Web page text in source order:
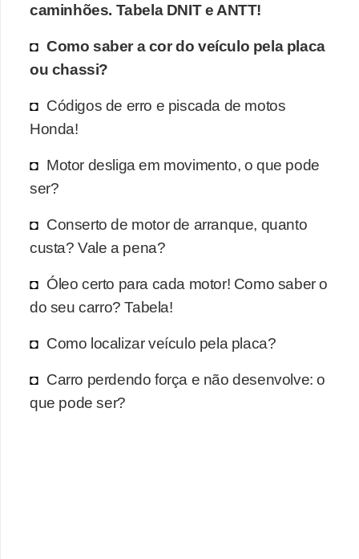
caminhões. Tabela DNIT e ANTT!
Como saber a cor do veículo pela placa
ou chassi?
Códigos de erro e piscada de motos
Honda!
Motor desliga em movimento, o que pode
ser?
Conserto de motor de arranque, quanto
custa? Vale a pena?
Óleo certo para cada motor! Como saber o
do seu carro? Tabela!
Como localizar veículo pela placa?
Carro perdendo força e não desenvolve: o
que pode ser?
C
o
m
p
c
a
r
D
i
c